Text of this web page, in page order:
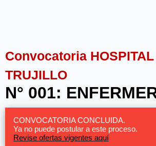
Convocatoria
TRUJILLO
N° 001:
CONVOCATORIA CONCLUIDA.
Ya no puede postular a este proceso.
Revise ofertas vigentes aquí